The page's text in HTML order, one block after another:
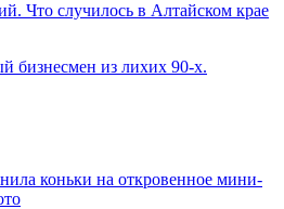
Что случилось в Алтайском крае
бизнесмен из лихих 90-х.
коньки на откровенное мини-